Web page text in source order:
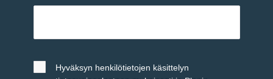
Untitled
Hyväksyn henkilötietojen käsittelyn